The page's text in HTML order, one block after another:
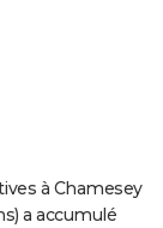
à Chamesey
a accumulé